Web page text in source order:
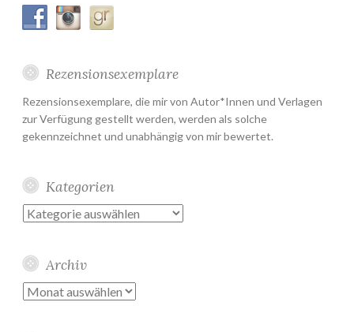
Rezensionsexemplare
Rezensionsexemplare, die mir von Autor*Innen und Verlagen
zur Verfügung gestellt werden, werden als solche
gekennzeichnet und unabhängig von mir bewertet.
Kategorien
Kategorien
Archiv
Archiv